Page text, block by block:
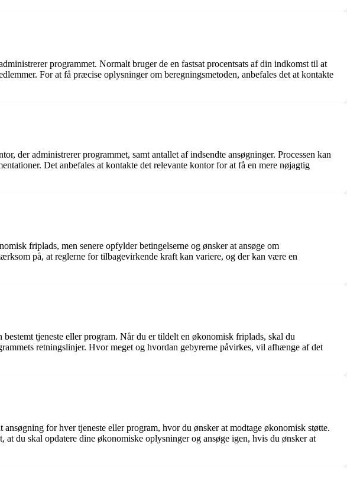
programmet. Normalt bruger de en fastsat procentsats af din indkomst til at
For at få præcise oplysninger om beregningsmetoden, anbefales det at kontakte
der administrerer programmet, samt antallet af indsendte ansøgninger. Processen kan
Det anbefales at kontakte det relevante kontor for at få en mere nøjagtig
friplads, men senere opfylder betingelserne og ønsker at ansøge om
på, at reglerne for tilbagevirkende kraft kan variere, og der kan være en
tjeneste eller program. Når du er tildelt en økonomisk friplads, skal du
retningslinjer. Hvor meget og hvordan gebyrerne påvirkes, vil afhænge af det
for hver tjeneste eller program, hvor du ønsker at modtage økonomisk støtte.
du skal opdatere dine økonomiske oplysninger og ansøge igen, hvis du ønsker at